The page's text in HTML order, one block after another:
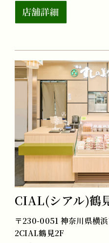
CIAL(シアル)鶴
〒230-0051 神奈川県横
2CIAL鶴見2F